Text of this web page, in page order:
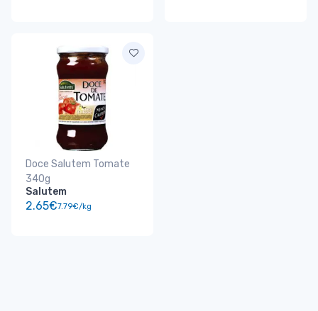
Doce Salutem Tomate
340g
Salutem
2.65€7.79€/kg